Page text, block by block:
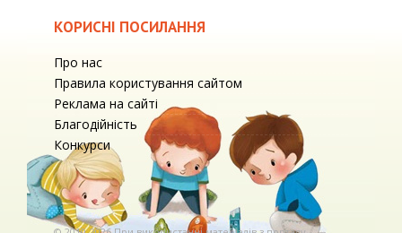
КОРИСНІ ПОСИЛАННЯ
Про нас
Правила користування сайтом
Реклама на сайті
Благодійність
Конкурси